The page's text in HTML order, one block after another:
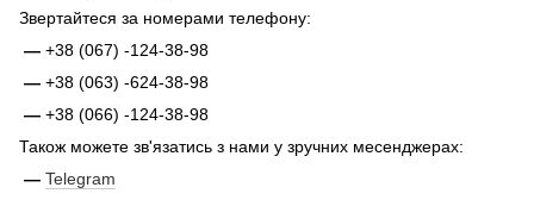
Звертайтеся за номерами телефону:
— +38 (067) -124-38-98
— +38 (063) -624-38-98
— +38 (066) -124-38-98
Також можете зв'язатись з нами у зручних месенджерах:
— Telegram